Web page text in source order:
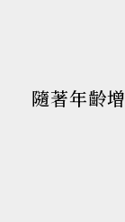
隨著年齡